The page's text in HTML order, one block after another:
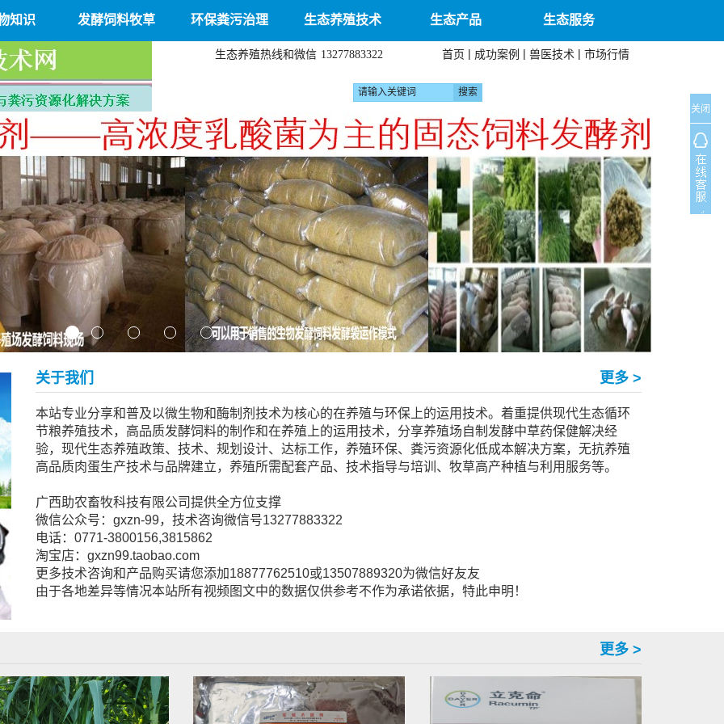
知识 发酵饲料牧草 环保粪污治理 生态养殖技术 生态产品 生态服务
首页 | 成功案例 | 兽医技术 | 市场行情
生态养殖热线和微信 13277883322
›
N
e
x
t
关于我们 更多 >
本站专业分享和普及以微生物和酶制剂技术为核心的在养殖与环保上的运用技术。着重提供现代生态循环
验，现代生态养殖政策、技术、规划设计、达标工作，养殖环保、粪污资源化低成本解决方案，无抗养殖
高品质肉蛋生产技术与品牌建立，养殖所需配套产品、技术指导与培训、牧草高产种植与利用服务等。
广西助农畜牧科技有限公司提供全方位支撑
微信公众号：gxzn-99，技术咨询微信号13277883322
电话：0771-3800156,3815862
关闭